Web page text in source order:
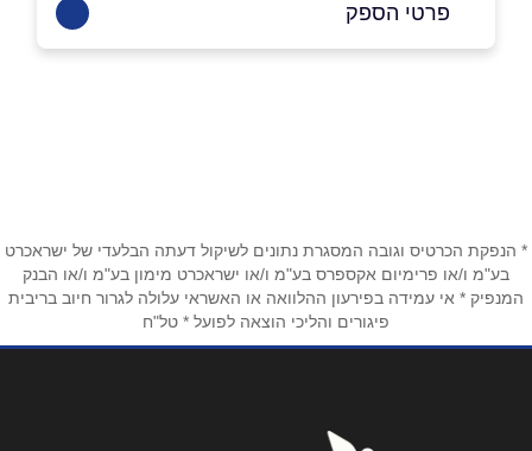
פרטי הספק
טלפון*
אימייל*
* הנפקת הכרטיס וגובה המסגרת נתונים לשיקול דעתה הבלעדי של ישראכרט
בע"מ ו/או פרימיום אקספרס בע"מ ו/או ישראכרט מימון בע"מ ו/או הבנק
המנפיק * אי עמידה בפירעון ההלוואה או האשראי עלולה לגרור חיוב בריבית
פיגורים והליכי הוצאה לפועל * טל"ח